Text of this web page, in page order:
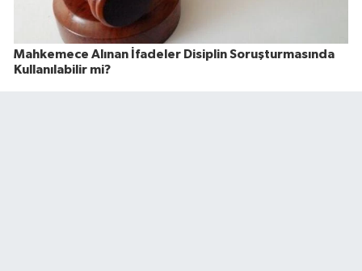
Mahkemece Alınan İfadeler Disiplin Soruşturmasında
Kullanılabilir mi?